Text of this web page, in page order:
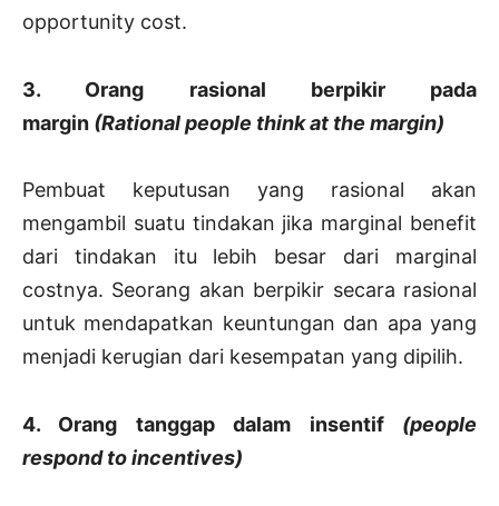
opportunity cost.
3. Orang rasional berpikir pada
margin (Rational people think at the margin)
Pembuat keputusan yang rasional akan
mengambil suatu tindakan jika marginal benefit
dari tindakan itu lebih besar dari marginal
costnya. Seorang akan berpikir secara rasional
untuk mendapatkan keuntungan dan apa yang
menjadi kerugian dari kesempatan yang dipilih.
4. Orang tanggap dalam insentif (people
respond to incentives)